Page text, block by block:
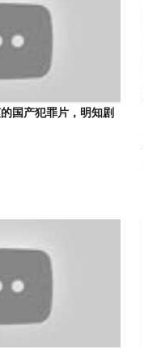
国产犯罪片，明知剧